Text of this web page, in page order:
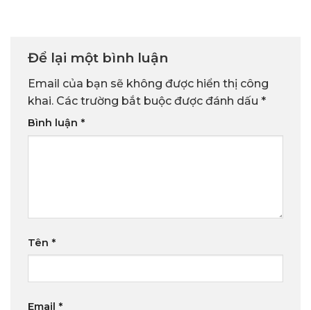
Để lại một bình luận
Email của bạn sẽ không được hiển thị công
khai. Các trường bắt buộc được đánh dấu *
Bình luận *
Tên *
Email *